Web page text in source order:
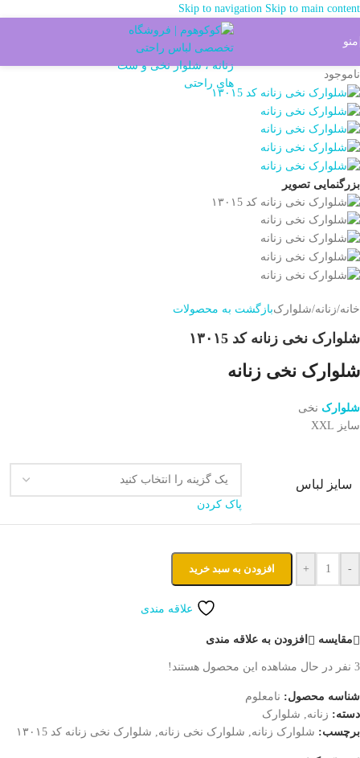
Skip to navigation Skip to main content
شما میتوانید خرید خود را از طریق واتس آپ هم ثبت بفرماید کلیک کنید
منو
ناموجود
بزرگنمایی تصویر
خانه/زنانه/شلوارکبازگشت به محصولات
شلوارک نخی زنانه کد ۱۳۰۱5
شلوارک نخی زنانه
شلوارک نخی
سایز XXL
سایز لباس
پاک کردن
-
+ افزودن به سبد خرید
علاقه مندی
مقایسه افزودن به علاقه مندی
3 نفر در حال مشاهده این محصول هستند!
شناسه محصول: نامعلوم
دسته: زنانه
شلوارک
برچسب: شلوارک زنانه شلوارک نخی زنانه شلوارک نخی زنانه کد ۱۳۰۱5